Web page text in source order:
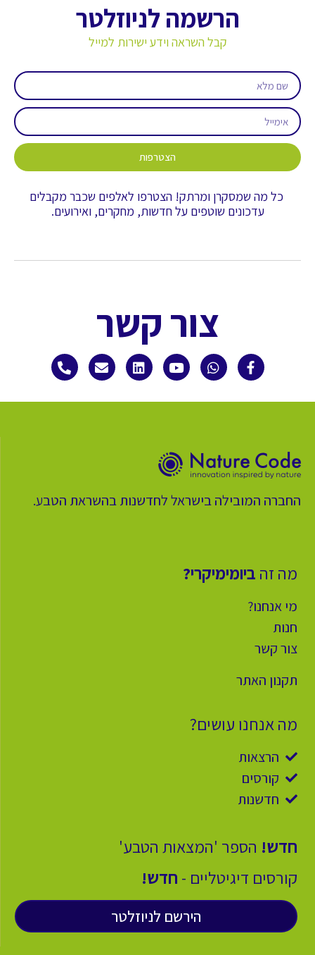
הרשמה לניוזלטר
קבל השראה וידע ישירות למייל
הצטרפות
כל מה שמסקרן ומרתק! הצטרפו לאלפים שכבר מקבלים
עדכונים שוטפים על חדשות, מחקרים, ואירועים.
צור קשר
החברה המובילה בישראל לחדשנות בהשראת הטבע.
מה זה ביומימיקרי?
מי אנחנו?
חנות
צור קשר
תקנון האתר
מה אנחנו עושים?
הרצאות
קורסים
חדשנות
חדש! הספר 'המצאות הטבע'
קורסים דיגיטליים - חדש!
הירשם לניוזלטר